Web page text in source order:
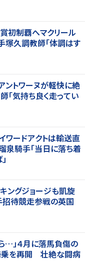
賞初制覇へマクリール
久調教師「体調はす
アントワーヌが軽快に絶
気持ち良く走ってい
イワードアクトは輸送直
騎手「当日に落ち着
ングジョージも凱旋
招待競走参戦の英国
…」４月に落馬負傷の
乗を再開 壮絶な闘病